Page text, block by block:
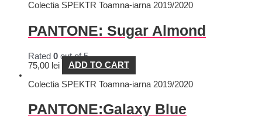
Colectia SPEKTR Toamna-iarna 2019/2020
PANTONE: Sugar Almond
Rated 0 out of 5
75,00 lei
ADD TO CART
Colectia SPEKTR Toamna-iarna 2019/2020
PANTONE:Galaxy Blue